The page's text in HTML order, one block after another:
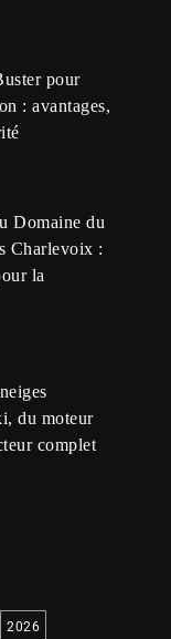
pour
: avantages,
Domaine du
Charlevoix :
la
du moteur
complet
2026